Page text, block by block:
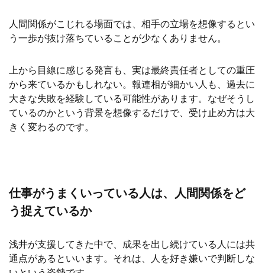
人間関係がこじれる場面では、相手の立場を想像するとい
う一歩が抜け落ちていることが少なくありません。
上から目線に感じる発言も、実は最終責任者としての重圧
から来ているかもしれない。報連相が細かい人も、過去に
大きな失敗を経験している可能性があります。なぜそうし
ているのかという背景を想像するだけで、受け止め方は大
きく変わるのです。
仕事がうまくいっている人は、人間関係をど
う捉えているか
浅井が支援してきた中で、成果を出し続けている人には共
通点があるといいます。それは、人を好き嫌いで判断しな